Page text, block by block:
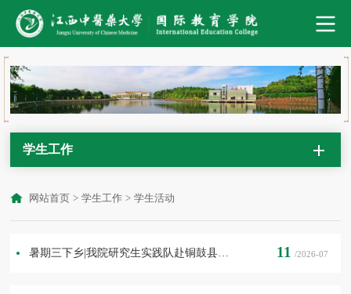
学生工作
网站首页 > 学生工作 > 学生活动
11 /2026-07